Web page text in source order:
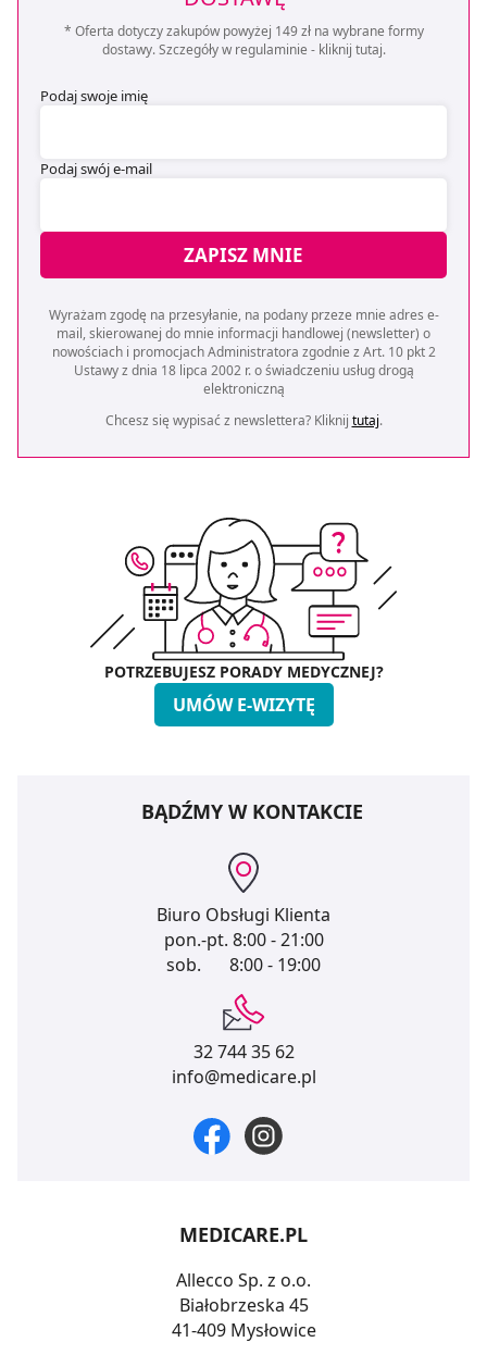
* Oferta dotyczy zakupów powyżej 149 zł na wybrane formy
dostawy. Szczegóły w regulaminie - kliknij tutaj.
Podaj swoje imię
Podaj swój e-mail
ZAPISZ MNIE
Wyrażam zgodę na przesyłanie, na podany przeze mnie adres e-
mail, skierowanej do mnie informacji handlowej (newsletter) o
nowościach i promocjach Administratora zgodnie z Art. 10 pkt 2
Ustawy z dnia 18 lipca 2002 r. o świadczeniu usług drogą
elektroniczną
Chcesz się wypisać z newslettera? Kliknij tutaj.
POTRZEBUJESZ PORADY MEDYCZNEJ?
UMÓW E-WIZYTĘ
BĄDŹMY W KONTAKCIE
Biuro Obsługi Klienta
pon.-pt. 8:00 - 21:00
sob.
8:00 - 19:00
32 744 35 62
info@medicare.pl
MEDICARE.PL
Allecco Sp. z o.o.
Białobrzeska 45
41-409 Mysłowice